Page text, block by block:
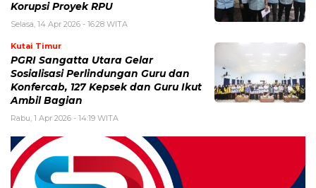
Korupsi Proyek RPU
Selasa, 14 Apr 2026 - 16:28 WITA
Kutai Timur
PGRI Sangatta Utara Gelar
Sosialisasi Perlindungan Guru dan
Konfercab, 127 Kepsek dan Guru Ikut
Ambil Bagian
Rabu, 1 Apr 2026 - 14:19 WITA